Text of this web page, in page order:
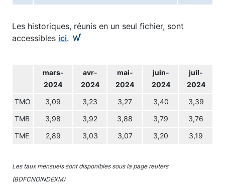
Les historiques, réunis en un seul fichier, sont
accessibles ici.
mars-
2024
avr-
2024
mai-
2024
juin-
2024
juil-
2024
TMO 3,09 3,23 3,27 3,40 3,39
TMB 3,98 3,92 3,88 3,79 3,76
TME 2,89 3,03 3,07 3,20 3,19
Les taux mensuels sont disponibles sous la page reuters
(BDFCNOINDEXM)